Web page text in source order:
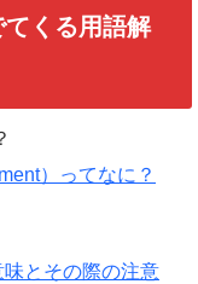
くる用語解
）ってなに？
とその際の注意